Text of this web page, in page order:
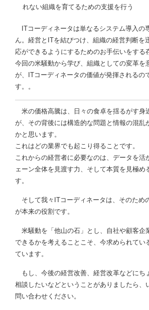
れない組織を育てるための支援を行う
ITコーディネータは単なるシステム導入の
ん。経営とITを結びつけ、組織の経営判断を
応ができるようにするためのお手伝いをする
今回の米騒動から学び、組織としての変革を
が、ITコーディネータの価値が発揮されるの
す。。
米の価格高騰は、日々の食卓を揺るがす身
が、その背後には構造的な問題と情報の混乱
かと思います。
これはどの業界でも起こり得ることです。
これからの経営者に必要なのは、データを活
ェーン全体を見渡す力、そして本質を見極め
す。
そして我々ITコーディネータは、そのため
が本来の役割です。
米騒動を「他山の石」とし、自社や顧客企
できるかを考えることこそ、今求められてい
ています。
もし、今後の経営改善、経営改革などにち
相談したいなどということがありましたら、
問い合わせください。